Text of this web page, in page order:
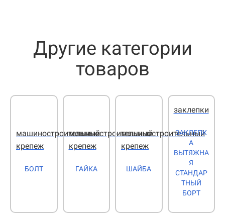
Другие категории
товаров
машиностроительный
крепеж
БОЛТ
машиностроительный
крепеж
ГАЙКА
машиностроительный
крепеж
ШАЙБА
заклепки
ЗАКЛЕПК
А
ВЫТЯЖНА
Я
СТАНДАР
ТНЫЙ
БОРТ